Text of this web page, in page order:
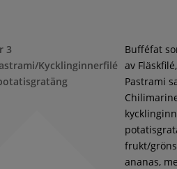
3
Kycklinginnerfilé
Bufféfat
av Fläskfilé,
Pastrami
frukt/
ananas,